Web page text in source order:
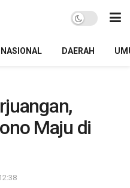
NASIONAL DAERAH
Maju di